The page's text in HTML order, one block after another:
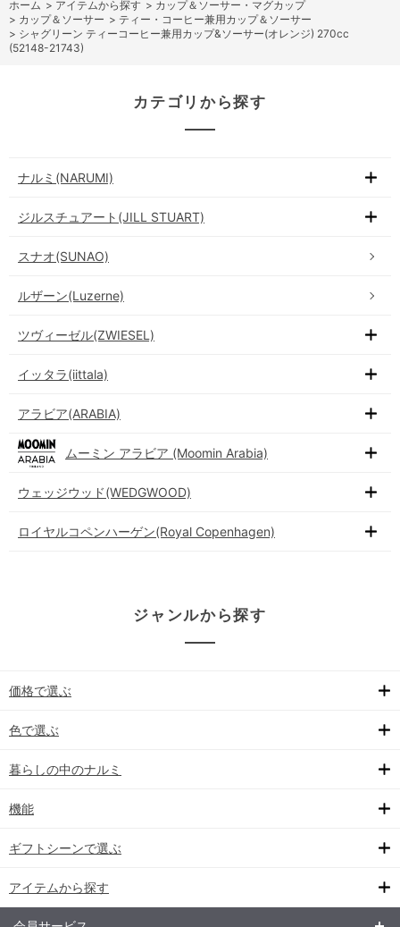
ホーム > アイテムから探す > カップ＆ソーサー・マグカップ
> カップ＆ソーサー > ティー・コーヒー兼用カップ＆ソーサー
> シャグリーン ティーコーヒー兼用カップ&ソーサー(オレンジ) 270cc
(52148-21743)
カテゴリから探す
ナルミ(NARUMI)
ジルスチュアート(JILL STUART)
スナオ(SUNAO)
ルザーン(Luzerne)
ツヴィーゼル(ZWIESEL)
イッタラ(iittala)
アラビア(ARABIA)
ムーミン アラビア (Moomin Arabia)
ウェッジウッド(WEDGWOOD)
ロイヤルコペンハーゲン(Royal Copenhagen)
ジャンルから探す
価格で選ぶ
色で選ぶ
暮らしの中のナルミ
機能
ギフトシーンで選ぶ
アイテムから探す